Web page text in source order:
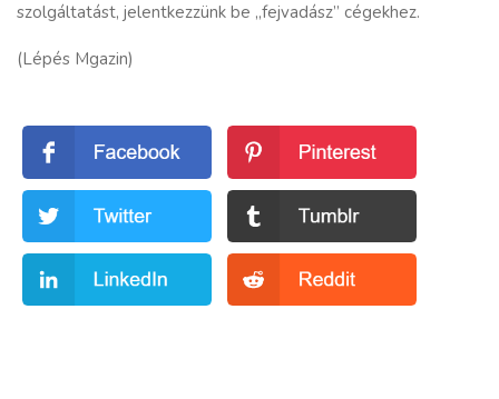
szolgáltatást, jelentkezzünk be „fejvadász” cégekhez.
(Lépés Mgazin)